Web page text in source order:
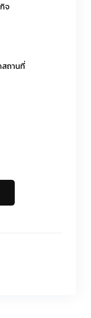
จ
สถานที่